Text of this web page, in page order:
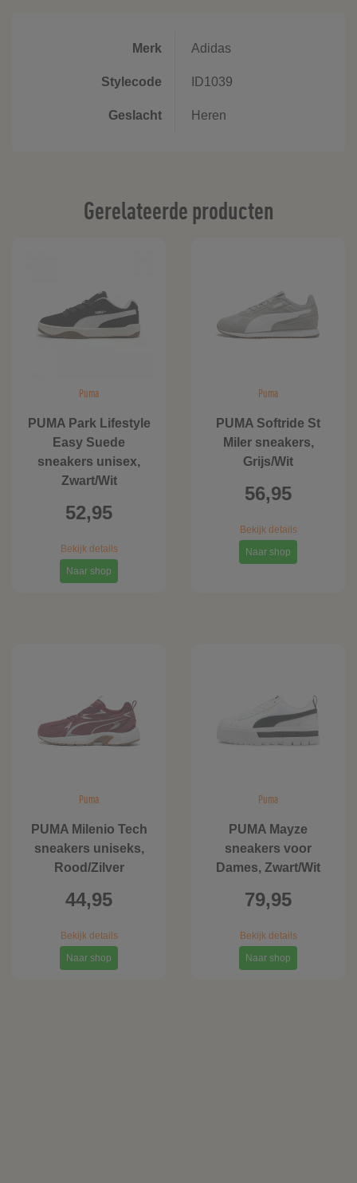
Merk Adidas
Stylecode ID1039
Geslacht Heren
Gerelateerde producten
Puma
PUMA Park Lifestyle
Easy Suede
sneakers unisex,
Zwart/Wit
52,95
Bekijk details
Naar shop
Puma
PUMA Softride St
Miler sneakers,
Grijs/Wit
56,95
Bekijk details
Naar shop
Puma
PUMA Milenio Tech
sneakers uniseks,
Rood/Zilver
44,95
Bekijk details
Naar shop
Puma
PUMA Mayze
sneakers voor
Dames, Zwart/Wit
79,95
Bekijk details
Naar shop